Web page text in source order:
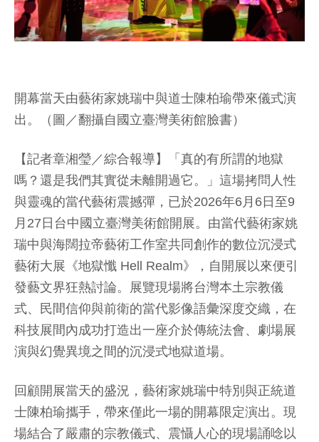
開幕當天由藝術家姚瑞中與道士陳柏瑜帶來儀式演
出。（圖／翻攝自國立臺灣美術館臉書）
【記者章湘瑩／綜合報導】「真的有所謂的地獄
嗎？還是我們其實從未離開過它。」這場拷問人性
與靈魂的當代藝術震撼彈，已於2026年6月6日至9
月27日台中國立臺灣美術館開展。由當代藝術家姚
瑞中與海闊拉帝藝術工作室共同創作的數位沉浸式
藝術大展《地獄懺 Hell Realm》，自開展以來便引
發藝文界狂熱討論。展覽現場將台灣本土宗教儀
式、民間信仰與前衛的當代影像語彙深度交織，在
科技展間內成功打造出一座介於傳統法會、劇場展
演與幻覺異境之間的沉浸式地獄道場。
回顧開展當天的盛況，藝術家姚瑞中特別與正統道
士陳柏瑜攜手，帶來僅此一場的開幕限定演出。現
場結合了嚴肅的宗教儀式、震懾人心的現場誦唸以